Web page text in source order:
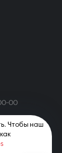
00
только
офертой,
Чтобы наш